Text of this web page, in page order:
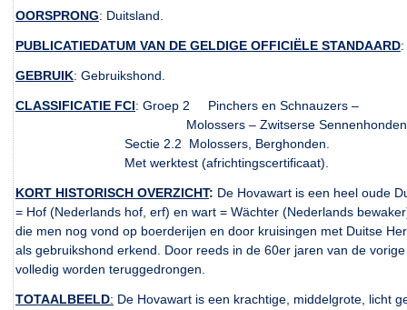
OORSPRONG: Duitsland.
PUBLICATIEDATUM VAN DE GELDIGE OFFICIËLE STANDAARD
GEBRUIK: Gebruikshond.
CLASSIFICATIE FCI: Groep 2 Pinchers en Schnauzers –
Molossers – Zwitserse
Sectie 2.2 Molossers, Berghonden.
Met werktest (africhtingscertificaat).
KORT HISTORISCH OVERZICHT: De Hovawart is een heel oude
= Hof (Nederlands hof, erf) en wart = Wächter (Nederlands
die men nog vond op boerderijen en door kruisingen met Duitse
als gebruikshond erkend. Door reeds in de 60er jaren van de
volledig worden teruggedrongen.
TOTAALBEELD: De Hovawart is een krachtige, middelgrote, licht